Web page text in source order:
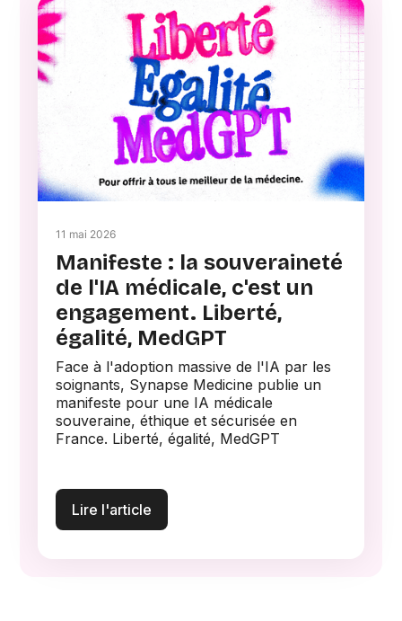
11 mai 2026
Manifeste : la souveraineté
de l'IA médicale, c'est un
engagement. Liberté,
égalité, MedGPT
Face à l'adoption massive de l'IA par les
soignants, Synapse Medicine publie un
manifeste pour une IA médicale
souveraine, éthique et sécurisée en
France. Liberté, égalité, MedGPT
Lire l'article